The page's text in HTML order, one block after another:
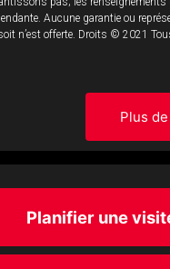
Aucune garantie ou
n’est offerte. Droits © 2021
Plus
Planifier une